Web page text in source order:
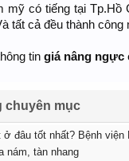
mỹ có tiếng tại
tất cả đều thành
tin giá nâng ngực
chuyên mục
đâu tốt nhất? Bệnh viện
nám, tàn nhang